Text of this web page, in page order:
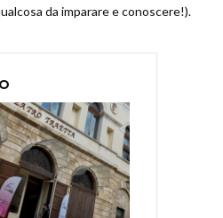
da imparare e conoscere!).